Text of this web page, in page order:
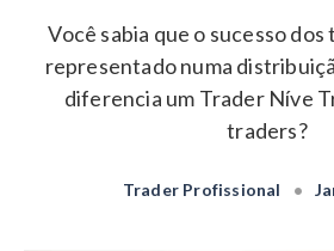
Você sabia que o sucesso
representado numa
diferencia um Trader Níve
traders?
Trader Profissional •